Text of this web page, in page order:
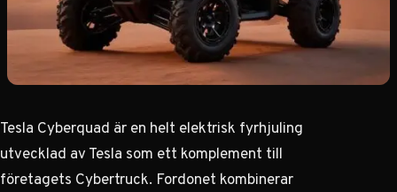
Tesla Cyberquad är en helt elektrisk fyrhjuling
utvecklad av Tesla som ett komplement till
företagets Cybertruck. Fordonet kombinerar